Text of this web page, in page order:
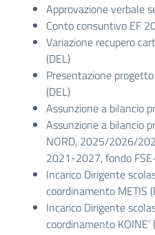
Approvazione verbale
Conto consuntivo EF
Variazione recupero
(DEL)
Presentazione
(DEL)
Assunzione a bilancio
Assunzione a bilancio
NORD, 2025/2026/
2021-2027, fondo
Incarico Dirigente
coordinamento METIS
Incarico Dirigente
coordinamento KOINE’